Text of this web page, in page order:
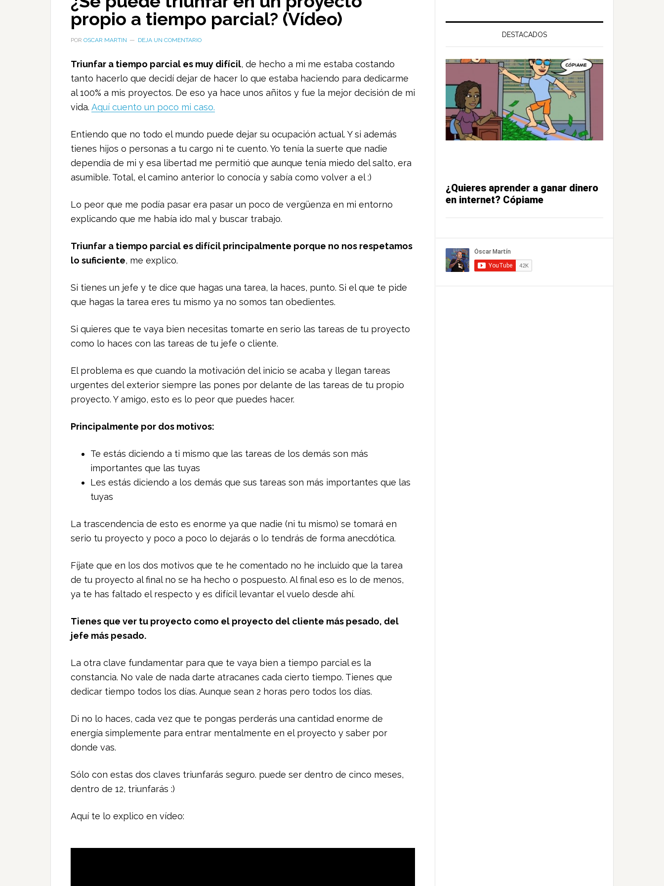
propio a tiempo parcial? (Vídeo)
POR OSCAR MARTIN DEJA UN COMENTARIO
Triunfar a tiempo parcial es muy difícil, de hecho a mi me estaba costando
tanto hacerlo que decidí dejar de hacer lo que estaba haciendo para dedicarme
al 100% a mis proyectos. De eso ya hace unos añitos y fue la mejor decisión de mi
vida. Aquí cuento un poco mi caso.
Entiendo que no todo el mundo puede dejar su ocupación actual. Y si además
tienes hijos o personas a tu cargo ni te cuento. Yo tenía la suerte que nadie
dependía de mi y esa libertad me permitió que aunque tenía miedo del salto, era
asumible. Total, el camino anterior lo conocía y sabía como volver a el :)
Lo peor que me podía pasar era pasar un poco de vergüenza en mi entorno
explicando que me había ido mal y buscar trabajo.
Triunfar a tiempo parcial es difícil principalmente porque no nos respetamos
lo suficiente, me explico.
Si tienes un jefe y te dice que hagas una tarea, la haces, punto. Si el que te pide
que hagas la tarea eres tu mismo ya no somos tan obedientes.
Si quieres que te vaya bien necesitas tomarte en serio las tareas de tu proyecto
como lo haces con las tareas de tu jefe o cliente.
El problema es que cuando la motivación del inicio se acaba y llegan tareas
urgentes del exterior siempre las pones por delante de las tareas de tu propio
proyecto. Y amigo, esto es lo peor que puedes hacer.
Principalmente por dos motivos:
Te estás diciendo a ti mismo que las tareas de los demás son más
importantes que las tuyas
Les estás diciendo a los demás que sus tareas son más importantes que las
tuyas
La trascendencia de esto es enorme ya que nadie (ni tu mismo) se tomará en
serio tu proyecto y poco a poco lo dejarás o lo tendrás de forma anecdótica.
Fíjate que en los dos motivos que te he comentado no he incluido que la tarea
de tu proyecto al final no se ha hecho o pospuesto. Al final eso es lo de menos,
ya te has faltado el respecto y es difícil levantar el vuelo desde ahí.
Tienes que ver tu proyecto como el proyecto del cliente más pesado, del
jefe más pesado.
La otra clave fundamentar para que te vaya bien a tiempo parcial es la
constancia. No vale de nada darte atracanes cada cierto tiempo. Tienes que
dedicar tiempo todos los días. Aunque sean 2 horas pero todos los días.
Di no lo haces, cada vez que te pongas perderás una cantidad enorme de
energía simplemente para entrar mentalmente en el proyecto y saber por
donde vas.
Sólo con estas dos claves triunfarás seguro. puede ser dentro de cinco meses,
dentro de 12, triunfarás :)
Aquí te lo explico en vídeo:
DESTACADOS
¿Quieres aprender a ganar dinero
en internet? Cópiame